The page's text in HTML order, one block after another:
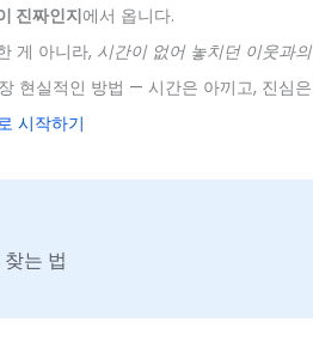
진짜인지에서 옵니다.
게 아니라, 시간이 없어 놓치던 이웃과
현실적인 방법 — 시간은 아끼고, 진심
시작하기
는 법